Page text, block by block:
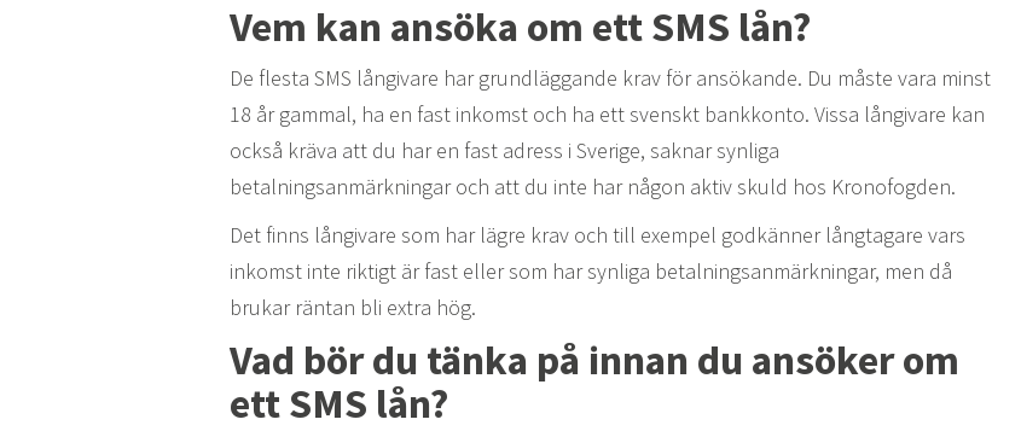
Vem kan ansöka om ett SMS lån?
De flesta SMS långivare har grundläggande krav för ansökande. Du måste vara minst
18 år gammal, ha en fast inkomst och ha ett svenskt bankkonto. Vissa långivare kan
också kräva att du har en fast adress i Sverige, saknar synliga
betalningsanmärkningar och att du inte har någon aktiv skuld hos Kronofogden.
Det finns långivare som har lägre krav och till exempel godkänner långtagare vars
inkomst inte riktigt är fast eller som har synliga betalningsanmärkningar, men då
brukar räntan bli extra hög.
Vad bör du tänka på innan du ansöker om
ett SMS lån?